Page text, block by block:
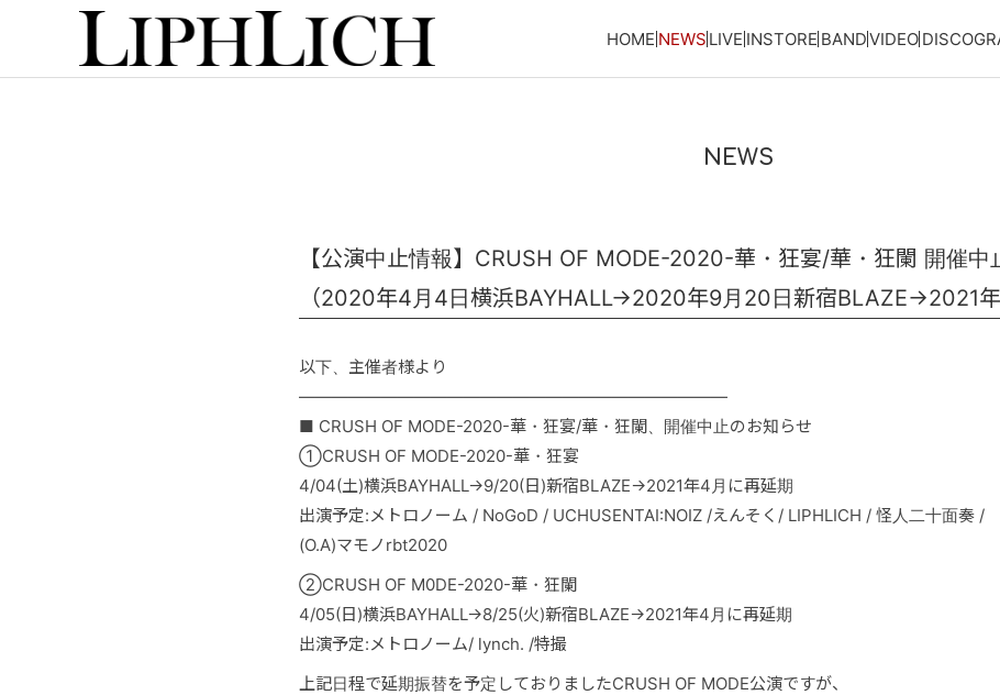
HOME NEWS LIVE INSTORE BANDVIDEO
NEWS
【公演中止情報】CRUSH OF MODE-2020-華・狂宴/華・狂闌 開催中
（2020年4月4日横浜BAYHALL→2020年9月20日新宿BLAZE→2021年
以下、主催者様より
――――――――――――――――――――――――――
■ CRUSH OF MODE-2020-華・狂宴/華・狂闌、開催中止のお知らせ
①CRUSH OF MODE-2020-華・狂宴
4/04(土)横浜BAYHALL→9/20(日)新宿BLAZE→2021年4月に再延期
出演予定:メトロノーム / NoGoD / UCHUSENTAI:NOIZ /えんそく/ LIPHLICH / 怪人二十面奏 /
(O.A)マモノrbt2020
②CRUSH OF M0DE-2020-華・狂闌
4/05(日)横浜BAYHALL→8/25(火)新宿BLAZE→2021年4月に再延期
出演予定:メトロノーム/ lynch. /特撮
上記日程で延期振替を予定しておりましたCRUSH OF MODE公演ですが、